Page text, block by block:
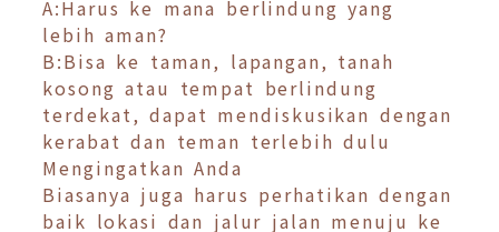
A:Harus ke mana berlindung yang
lebih aman?
B:Bisa ke taman, lapangan, tanah
kosong atau tempat berlindung
terdekat, dapat mendiskusikan dengan
kerabat dan teman terlebih dulu
Mengingatkan Anda
Biasanya juga harus perhatikan dengan
baik lokasi dan jalur jalan menuju ke